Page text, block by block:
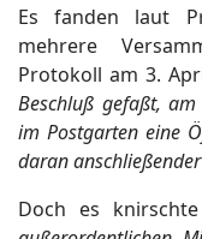
Es fanden laut
mehrere
Protokoll am 3.
Beschluß gefaßt,
im Postgarten eine
daran
Doch es